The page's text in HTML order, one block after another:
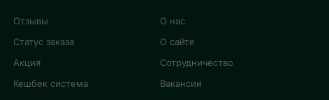
Отзывы
Статус заказа
Акция
Кешбек система
О нас
О сайте
Сотрудничество
Вакансии